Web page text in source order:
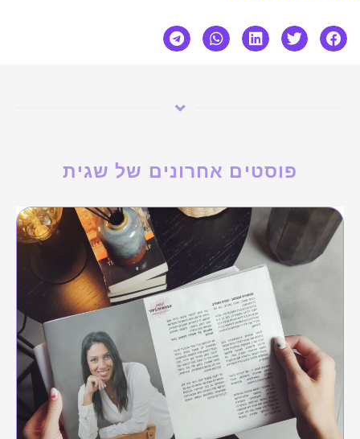
פוסטים אחרונים של שגית